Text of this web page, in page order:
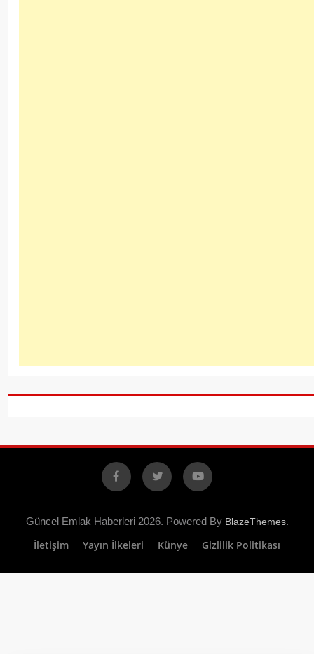
Facebook
X YouTube
Güncel Emlak Haberleri 2026. Powered By BlazeThemes.
İletişim Yayın İlkeleri Künye Gizlilik Politikası